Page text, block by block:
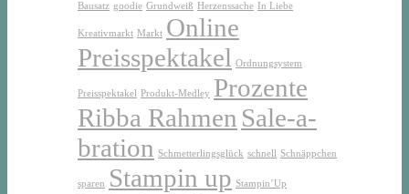
Bausatz goodie Grundweiß Herzenssache In Liebe
Kreativmarkt Markt Online
Preisspektakel
Ordnungsystem
Preisspektakel Produkt-Medley Prozente
Ribba Rahmen Sale-a-
bration Schmetterlingsglück schnell Schnäppchen
sparen Stampin up Stampin’Up